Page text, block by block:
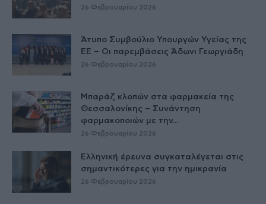
26 Φεβρουαρίου 2026
Άτυπο Συμβούλιο Υπουργών Υγείας της
ΕE – Οι παρεμβάσεις Άδωνι Γεωργιάδη
26 Φεβρουαρίου 2026
Μπαράζ κλοπών στα φαρμακεία της
Θεσσαλονίκης – Συνάντηση
φαρμακοποιών με την...
26 Φεβρουαρίου 2026
Ελληνική έρευνα συγκαταλέγεται στις
σημαντικότερες για την ημικρανία
26 Φεβρουαρίου 2026